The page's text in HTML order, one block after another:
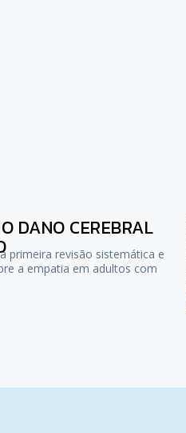
DANO CEREBRAL
primeira revisão sistemática e
a empatia em adultos com